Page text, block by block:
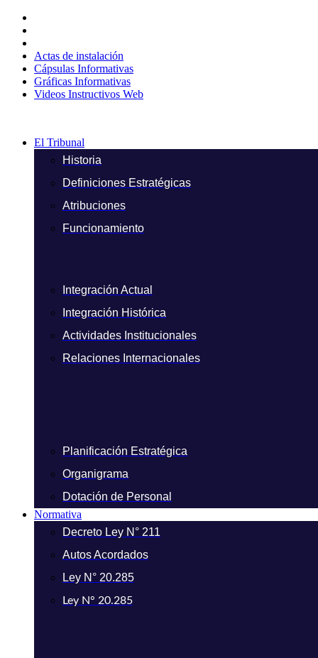
contenido
Actas de instalación
Cápsulas Informativas
Gráficas Informativas
Videos Instructivos Web
El Tribunal
Historia
Definiciones Estratégicas
Atribuciones
Funcionamiento
Integración Actual
Integración Histórica
Actividades Institucionales
Relaciones Internacionales
Planificación Estratégica
Organigrama
Dotación de Personal
Normativa
Decreto Ley N° 211
Autos Acordados
Ley N° 20.285
Ley N° 20.285